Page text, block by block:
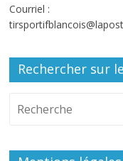
Courriel :
Rechercher sur